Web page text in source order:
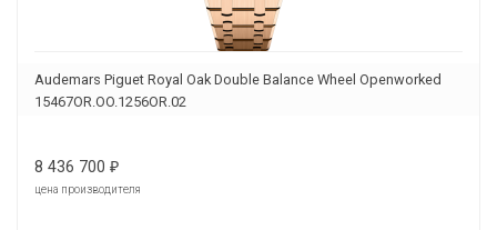
Audemars Piguet Royal Oak Double Balance Wheel Openworked
15467OR.OO.1256OR.02
8 436 700 ₽
цена производителя